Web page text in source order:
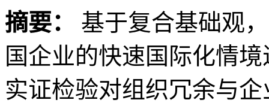
摘要： 基于复合基础观
国企业的快速国际化情
实证检验对组织冗余与